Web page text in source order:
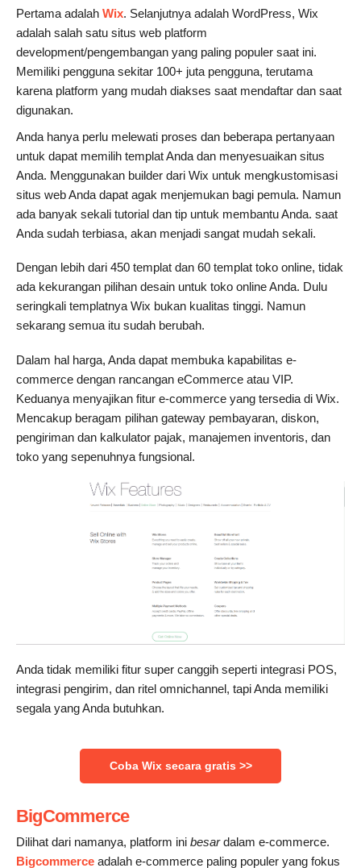
Pertama adalah Wix. Selanjutnya adalah WordPress, Wix
adalah salah satu situs web platform
development/pengembangan yang paling populer saat ini.
Memiliki pengguna sekitar 100+ juta pengguna, terutama
karena platform yang mudah diakses saat mendaftar dan saat
digunakan.
Anda hanya perlu melewati proses dan beberapa pertanyaan
untuk dapat memilih templat Anda dan menyesuaikan situs
Anda. Menggunakan builder dari Wix untuk mengkustomisasi
situs web Anda dapat agak menjemukan bagi pemula. Namun
ada banyak sekali tutorial dan tip untuk membantu Anda. saat
Anda sudah terbiasa, akan menjadi sangat mudah sekali.
Dengan lebih dari 450 templat dan 60 templat toko online, tidak
ada kekurangan pilihan desain untuk toko online Anda. Dulu
seringkali templatnya Wix bukan kualitas tinggi. Namun
sekarang semua itu sudah berubah.
Dalam hal harga, Anda dapat membuka kapabilitas e-
commerce dengan rancangan eCommerce atau VIP.
Keduanya menyajikan fitur e-commerce yang tersedia di Wix.
Mencakup beragam pilihan gateway pembayaran, diskon,
pengiriman dan kalkulator pajak, manajemen inventoris, dan
toko yang sepenuhnya fungsional.
Anda tidak memiliki fitur super canggih seperti integrasi POS,
integrasi pengirim, dan ritel omnichannel, tapi Anda memiliki
segala yang Anda butuhkan.
Coba Wix secara gratis >>
BigCommerce
Dilihat dari namanya, platform ini besardalam e-commerce.
Bigcommerce adalah e-commerce paling populer yang fokus